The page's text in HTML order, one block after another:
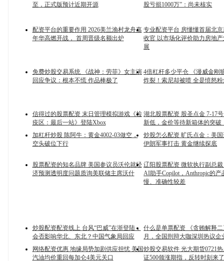
至，正式版预计近期开源
股亏损1000万”：​尚未核实
配资平台的重要作用 2026美兰渔村龙舟嘉
年华高燃开战， 首周晋级名额出炉
专业配资平台 房懂懂首届北
收官 以市场化评价助力房地
展
免费炒股交易系统 《战神：劳菲》女主演
回应争议：根本不慌 作品棒极了
4倍杠杆多少平仓 《漫威金刚
炸裂！索尼却被喷 全是愤怒
信得过的股票配资 末日管理模拟游戏《检
疫区：最后一站》登陆Xbox
湖北股票配资 股圣点金 7-17
新低，金价等待新箱体的突破
加杠杆炒股 陈阿牛：黄金4002-03做空，
空头破位下行
炒股怎么配资 旷氏点金：美
伊朗军事打击 黄金继续探底
股票配资的知名品牌 美国参议员沃伦就经
济预测透明度问题质询美联储主席沃什
辽阳股票配资 微软执行副总
AI助手Copilot，Anthropic的产
慢、准确性较差
炒股配资配资线上 台风“巴威”在浙登陆，
会否影响华北、东北？中国气象局回应
什么是单票配资 《贪贿解释
月，全国刑辩大咖深圳热议企
网络配资优惠 地缘局势加剧供应担忧 美国
汽油均价重回每加仑4美元关口
炒股交易软件 光大期货0721
证500领涨期指，反转时刻来